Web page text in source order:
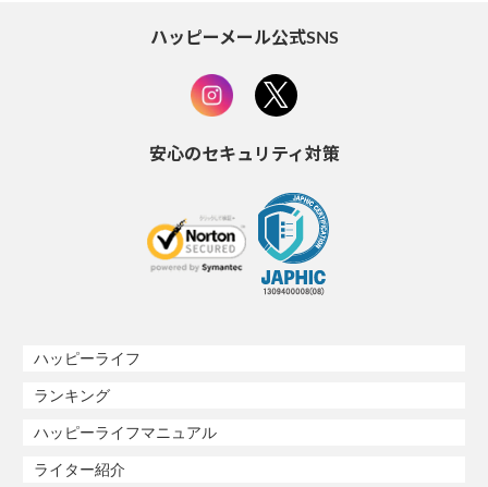
ハッピーメール公式SNS
安心のセキュリティ対策
ハッピーライフ
ランキング
ハッピーライフマニュアル
ライター紹介